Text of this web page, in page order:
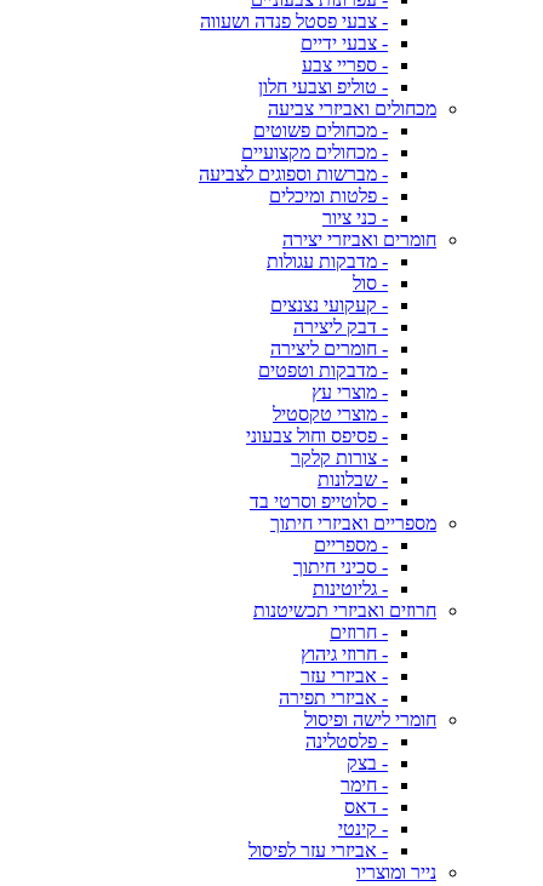
- צבעי פסטל פנדה ושעווה
- צבעי ידיים
- ספריי צבע
- טוליפ וצבעי חלון
מכחולים ואביזרי צביעה
- מכחולים פשוטים
- מכחולים מקצועיים
- מברשות וספוגים לצביעה
- פלטות ומיכלים
- כני ציור
חומרים ואביזרי יצירה
- מדבקות עגולות
- סול
- קעקועי נצנצים
- דבק ליצירה
- חומרים ליצירה
- מדבקות וטפטים
- מוצרי עץ
- מוצרי טקסטיל
- פסיפס וחול צבעוני
- צורות קלקר
- שבלונות
- סלוטייפ וסרטי בד
מספריים ואביזרי חיתוך
- מספריים
- סכיני חיתוך
- גליוטינות
חרוזים ואביזרי תכשיטנות
- חרוזים
- חרוזי גיהוץ
- אביזרי עזר
- אביזרי תפירה
חומרי לישה ופיסול
- פלסטלינה
- בצק
- חימר
- דאס
- קינטי
- אביזרי עזר לפיסול
נייר ומוצריו